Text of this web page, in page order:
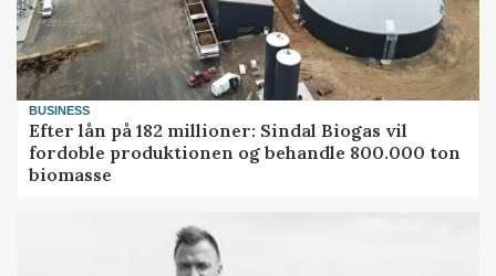
BUSINESS
Efter lån på 182 millioner: Sindal Biogas vil
fordoble produktionen og behandle 800.000 ton
biomasse